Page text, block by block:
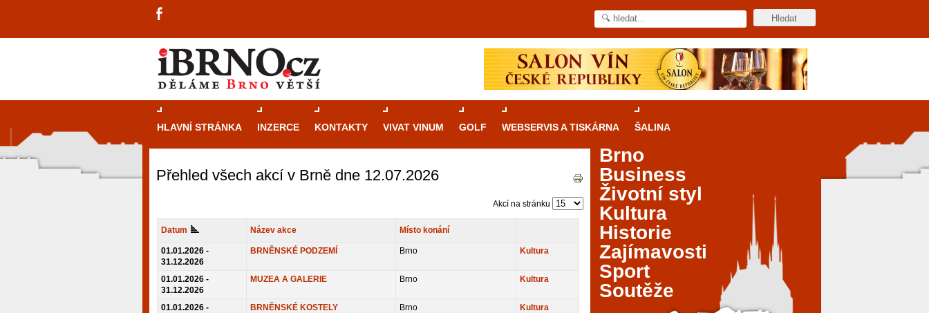
HLAVNÍ STRÁNKA INZERCE KONTAKTY VIVAT VINUM GOLF WEBSERVIS A TISKÁRNA ŠALINA
Přehled všech akcí v Brně dne 12.07.2026
Akcí na stránku
Datum Název akce Místo konání
01.01.2026 -
31.12.2026
BRNĚNSKÉ PODZEMÍ Brno Kultura
01.01.2026 -
31.12.2026
MUZEA A GALERIE Brno Kultura
01.01.2026 -
BRNĚNSKÉ KOSTELY Brno Kultura
Průvodcekasinovými hrami v Brně: Od
restaurace, divadla a univerzity. Mimo jiné je ale také
místem, kde si můžete legálně a bezpečně vyzkoušet
metropoli naleznete širokou nabídku her od klasické
návštěvníky, tak pro příležitostné hráče. V...
Brno
Business
Životní styl
Kultura
Historie
Zajímavosti
Sport
Soutěže